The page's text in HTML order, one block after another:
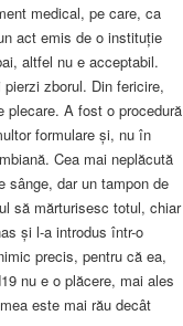
medical, pe care, ca
act emis de o instituție
altfel nu e acceptabil.
zborul. Din fericire,
plecare. A fost o procedură
formulare și, nu în
Cea mai neplăcută
sânge, dar un tampon de
să mărturisesc totul, chiar
și l-a introdus într-o
precis, pentru că ea,
nu e o plăcere, mai ales
este mai rău decât